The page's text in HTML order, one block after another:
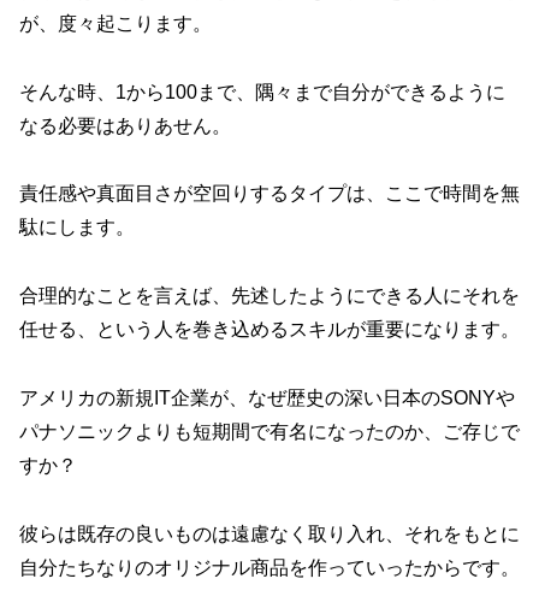
が、度々起こります。
そんな時、1から100まで、隅々まで自分ができるように
なる必要はありあせん。
責任感や真面目さが空回りするタイプは、ここで時間を無
駄にします。
合理的なことを言えば、先述したようにできる人にそれを
任せる、という人を巻き込めるスキルが重要になります。
アメリカの新規IT企業が、なぜ歴史の深い日本のSONYや
パナソニックよりも短期間で有名になったのか、ご存じで
すか？
彼らは既存の良いものは遠慮なく取り入れ、それをもとに
自分たちなりのオリジナル商品を作っていったからです。